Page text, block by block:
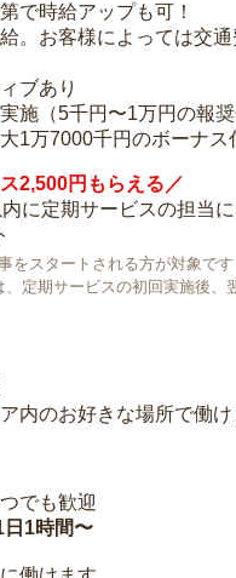
で時給アップも可！
。お客様によっては交
ブあり
施（5千円〜1万円の報奨
1万7000千円のボーナス
2,500円もらえる／
に定期サービスの担当に
をスタートされる方が対象です
、定期サービスの初回実施後、
内のお好きな場所で働け
でも歓迎
1時間〜